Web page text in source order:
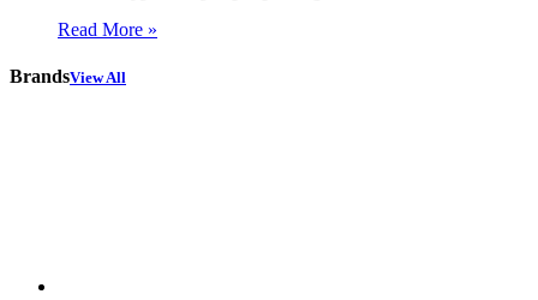
Read More »
BrandsView All